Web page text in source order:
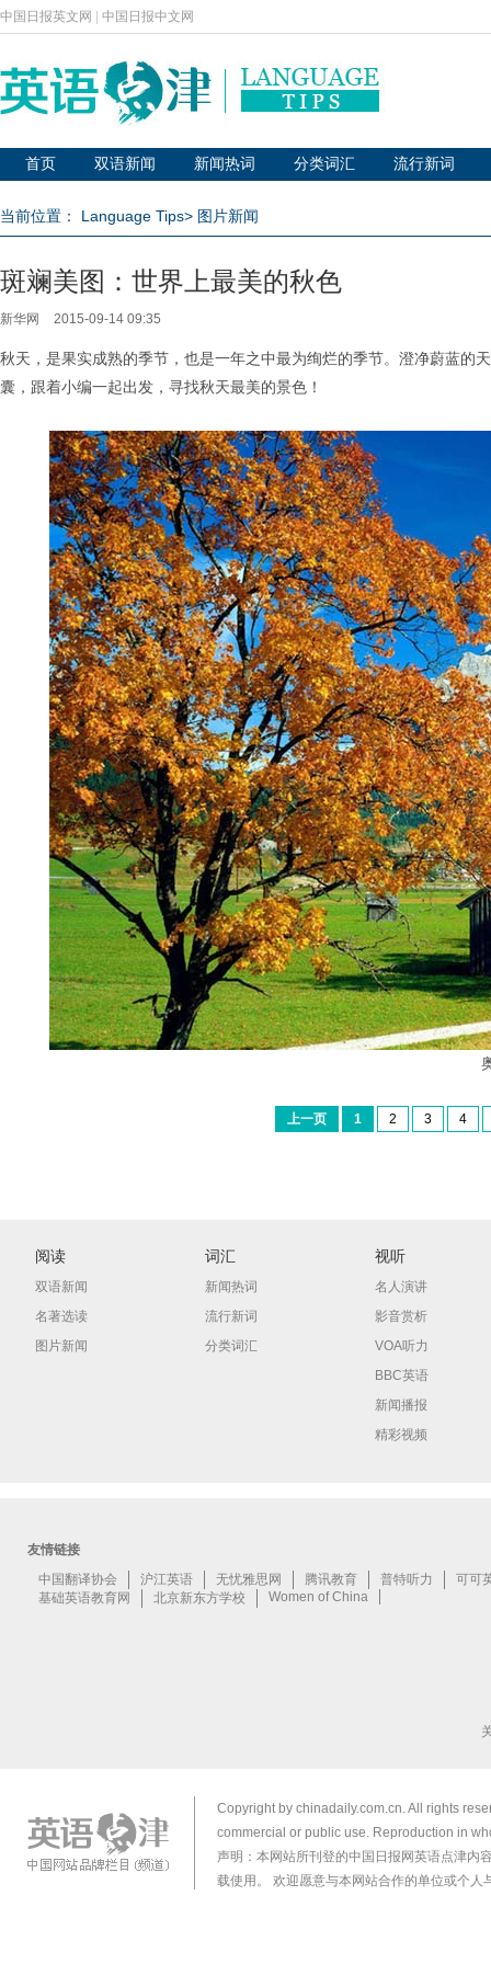
中国日报英文网 中国日报中文网
首页 双语新闻 新闻热词 分类词汇 流行新词
当前位置： Language Tips> 图片新闻
斑斓美图：世界上最美的秋色
新华网 2015-09-14 09:35
秋天，是果实成熟的季节，也是一年之中最为绚烂的季节。澄净蔚蓝的
囊，跟着小编一起出发，寻找秋天最美的景色！
上一页 1 2 3 4
阅读
双语新闻
名著选读
图片新闻
词汇
新闻热词
流行新词
分类词汇
视听
名人演讲
影音赏析
VOA听力
BBC英语
新闻播报
精彩视频
Copyright by chinadaily.com.cn. All rights
commercial or public use. Reproduction in
声明：本网站所刊登的中国日报网英语点津内
载使用。 欢迎愿意与本网站合作的单位或个人